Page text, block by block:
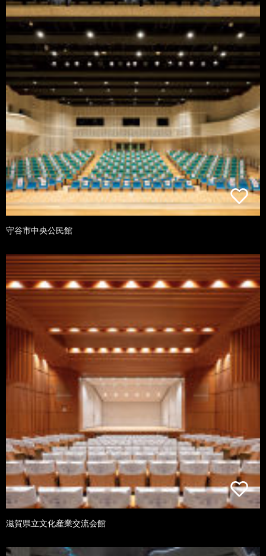
守谷市中央公民館
滋賀県立文化産業交流会館